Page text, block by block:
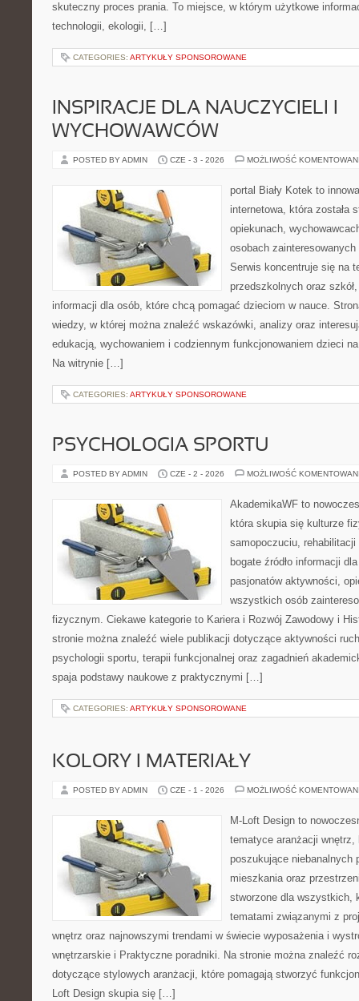
skuteczny proces prania. To miejsce, w którym użytkowe
technologii, ekologii, […]
CATEGORIES: ARTYKUŁY SPONSOROWANE
INSPIRACJE DLA NAUCZYCIELI I
WYCHOWAWCÓW
POSTED BY ADMIN CZE - 3 - 2026 MOŻLIWOŚĆ
portal Biały Kotek to
internetowa, która została
opiekunach,
osobach
Serwis koncentruje się na
przedszkolnych oraz
informacji dla osób, które chcą pomagać dzieciom w nauce.
wiedzy, w której można znaleźć wskazówki, analizy oraz
edukacją, wychowaniem i codziennym funkcjonowaniem dzieci
Na witrynie […]
CATEGORIES: ARTYKUŁY SPONSOROWANE
PSYCHOLOGIA SPORTU
POSTED BY ADMIN CZE - 2 - 2026 MOŻLIWOŚĆ
AkademikaWF to
która skupia się kulturze
samopoczuciu,
bogate źródło informacji
pasjonatów aktywności,
wszystkich osób
fizycznym. Ciekawe kategorie to Kariera i Rozwój Zawodowy i
stronie można znaleźć wiele publikacji dotyczące aktywności
psychologii sportu, terapii funkcjonalnej oraz zagadnień
spaja podstawy naukowe z praktycznymi […]
CATEGORIES: ARTYKUŁY SPONSOROWANE
KOLORY I MATERIAŁY
POSTED BY ADMIN CZE - 1 - 2026 MOŻLIWOŚĆ
M-Loft Design to
tematyce aranżacji
poszukujące niebanalnych
mieszkania oraz
stworzone dla wszystkich,
tematami związanymi z
wnętrz oraz najnowszymi trendami w świecie wyposażenia i
wnętrzarskie i Praktyczne poradniki. Na stronie można znaleźć
dotyczące stylowych aranżacji, które pomagają stworzyć
Loft Design skupia się […]